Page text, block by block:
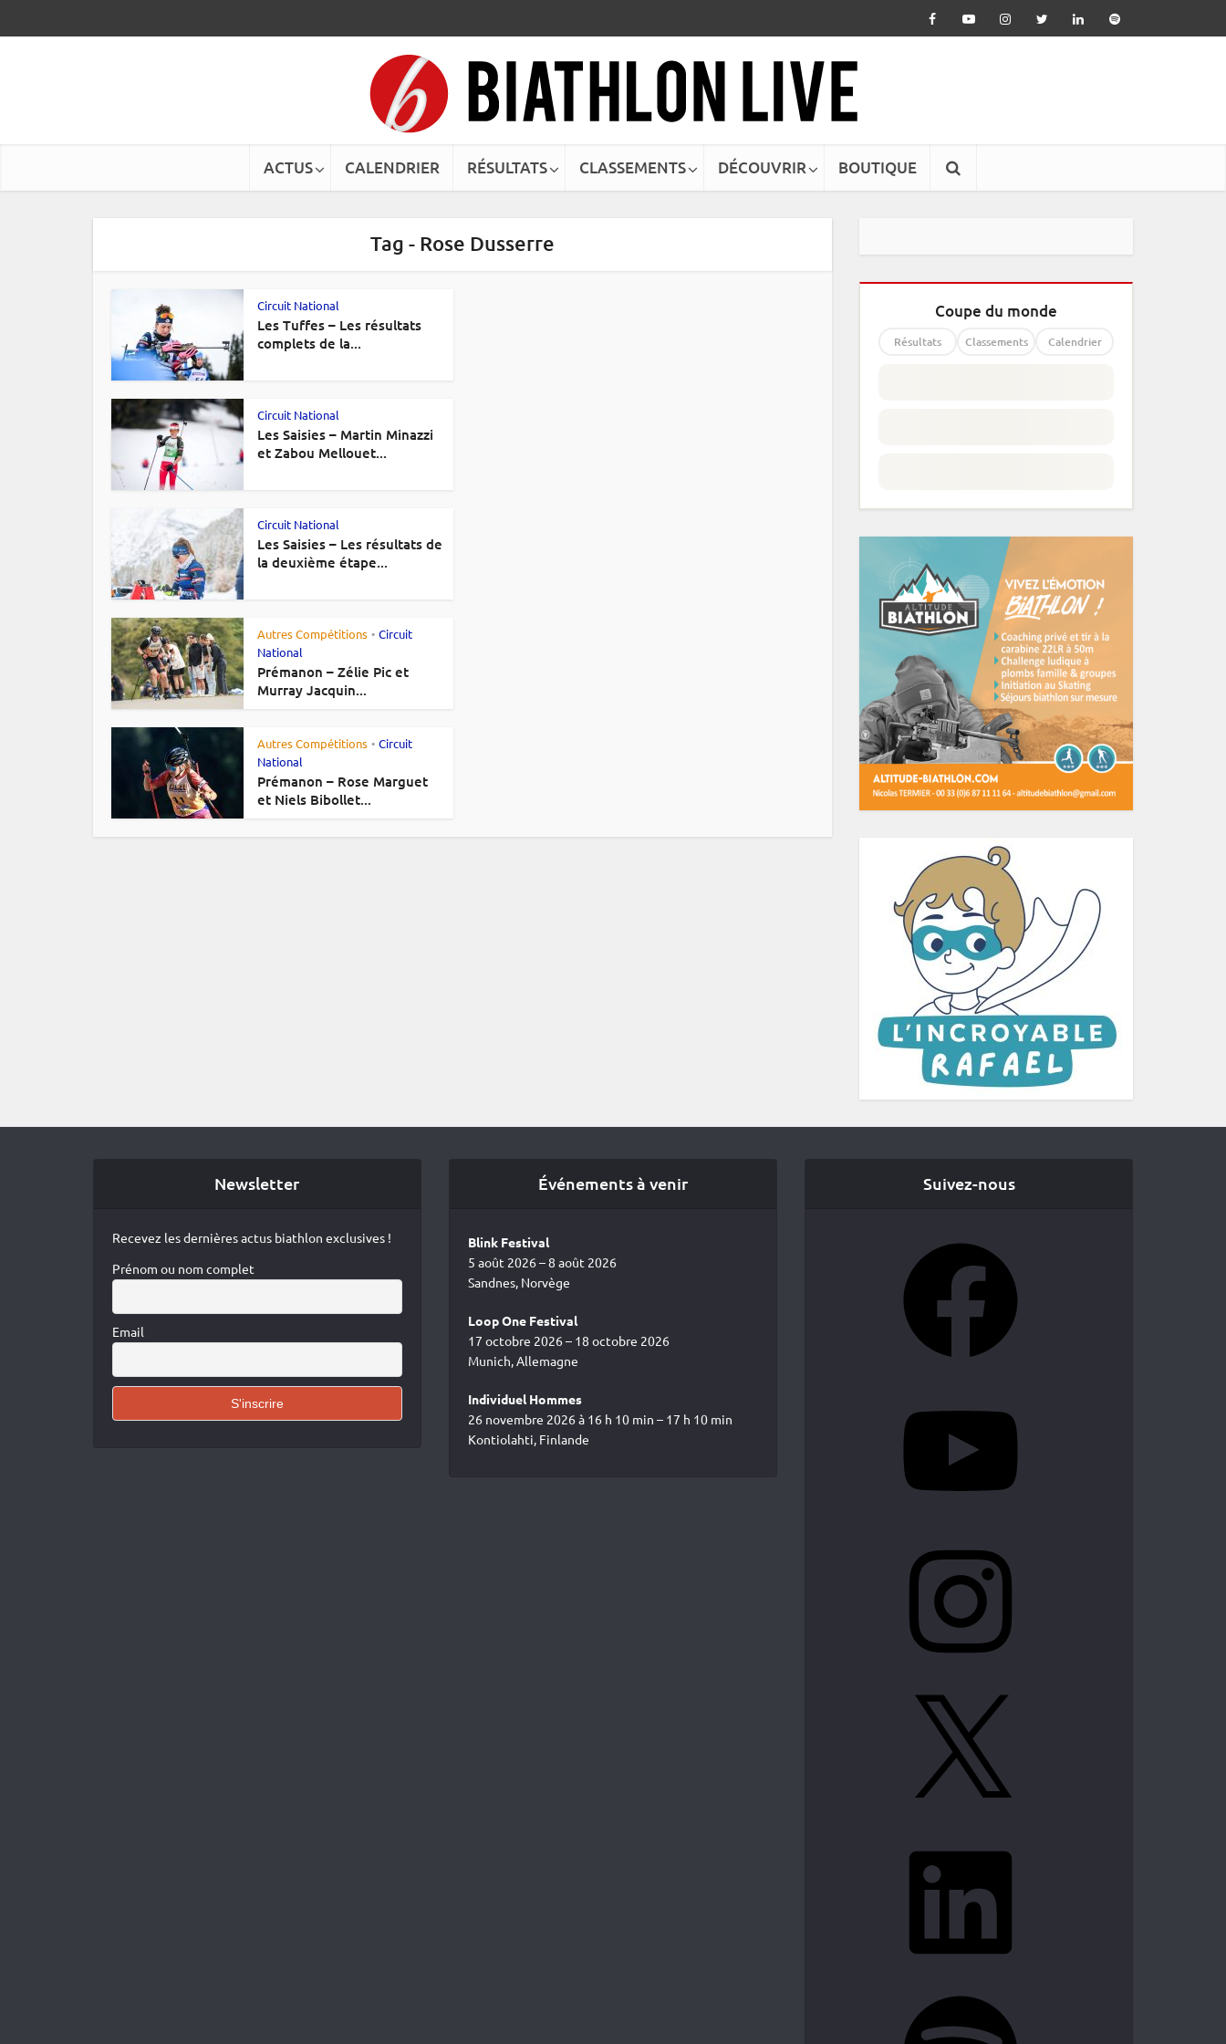
ACTUS CALENDRIER RÉSULTATS CLASSEMENTS DÉCOUVRIR BOUTIQUE
Tag - Rose Dusserre
Circuit National
Les Tuffes – Les résultats
complets de la...
Circuit National
Les Saisies – Martin Minazzi
et Zabou Mellouet...
Circuit National
Les Saisies – Les résultats de
la deuxième étape...
Autres Compétitions • Circuit
National
Prémanon – Zélie Pic et
Murray Jacquin...
Autres Compétitions • Circuit
National
Prémanon – Rose Marguet
et Niels Bibollet...
Coupe du monde
Résultats Classements Calendrier
Newsletter
Recevez les dernières actus biathlon exclusives !
Prénom ou nom complet
Email
Événements à venir
Blink Festival
5 août 2026 – 8 août 2026
Sandnes, Norvège
Loop One Festival
17 octobre 2026 – 18 octobre 2026
Munich, Allemagne
Individuel Hommes
26 novembre 2026 à 16 h 10 min – 17 h 10 min
Kontiolahti, Finlande
Suivez-nous